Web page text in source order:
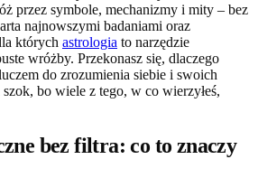
przez symbole, mechanizmy i mity – bez
najnowszymi badaniami oraz
których astrologia to narzędzie
wróżby. Przekonasz się, dlaczego
do zrozumienia siebie i swoich
bo wiele z tego, w co wierzyłeś,
bez filtra: co to znaczy